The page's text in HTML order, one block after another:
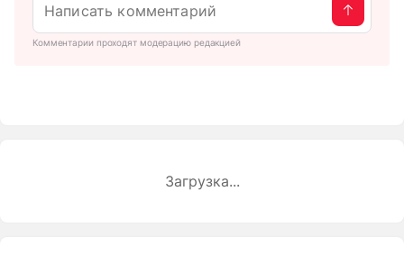
Комментарии проходят модерацию редакцией
Загрузка...